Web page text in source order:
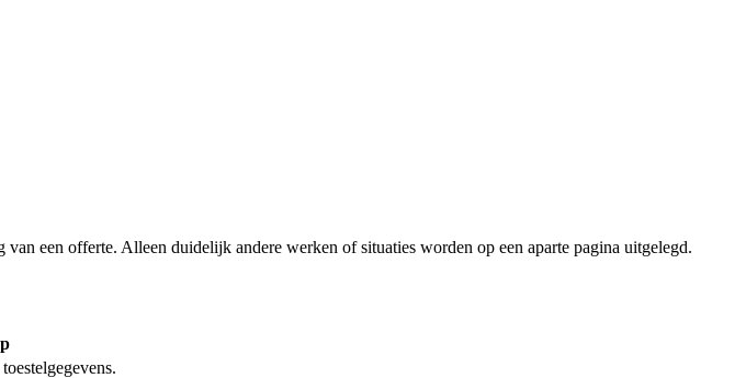
een offerte. Alleen duidelijk andere werken of situaties worden op een aparte pagina uitgelegd.